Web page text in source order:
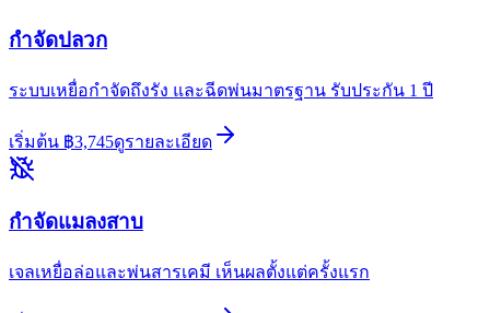
กำจัดปลวก
ระบบเหยื่อกำจัดถึงรัง และฉีดพ่นมาตรฐาน รับประกัน 1 ปี
เริ่มต้น ฿3,745ดูรายละเอียด
กำจัดแมลงสาบ
เจลเหยื่อล่อและพ่นสารเคมี เห็นผลตั้งแต่ครั้งแรก